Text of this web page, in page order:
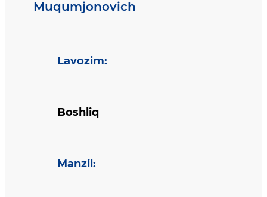
Muqumjonovich
Lavozim:
Boshliq
Manzil :